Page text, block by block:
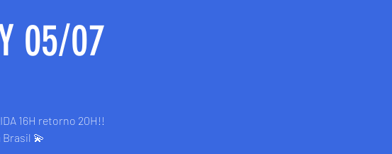
05/07
16H retorno 20H!!
💫